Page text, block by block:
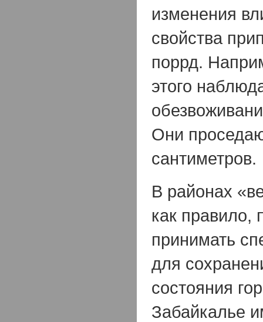
изменения
свойства
поррд.
этого
Они
сантиметров.
В районах
как правило,
принимать
для
состояния
Забайкалье